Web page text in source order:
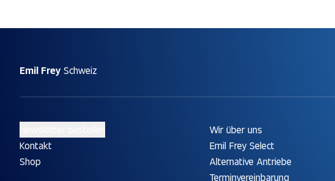
Emil Frey Schweiz
Kontakt
Shop
Wir über uns
Emil Frey Select
Alternative Antriebe
Terminvereinbarung